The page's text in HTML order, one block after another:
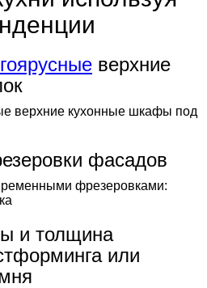
верхние
фасадов
и толщина
или